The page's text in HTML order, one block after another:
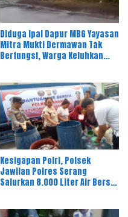
Diduga Ipal Dapur MBG Yayasan
Mitra Mukti Dermawan Tak
Berfungsi, Warga Keluhkan
Kesigapan Polri, Polsek
Jawilan Polres Serang
Salurkan 8.000 Liter Air Bersih